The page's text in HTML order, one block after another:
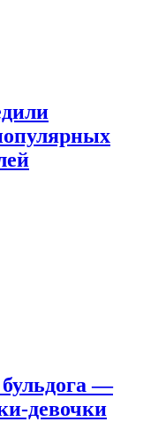
—
девочки